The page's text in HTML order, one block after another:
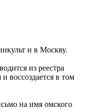
и в Москву.
из реестра
воссоздается в том
на имя омского